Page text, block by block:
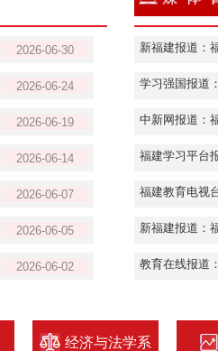
2026-06-30
2026-06-24
2026-06-19
2026-06-14
2026-06-07
2026-06-05
2026-06-02
经济与法学系